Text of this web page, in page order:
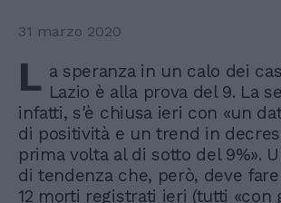
31 marzo 2020
L a speranza in un calo dei
Lazio è alla prova del 9. La
infatti, s'è chiusa ieri con «un
di positività e un trend in
prima volta al di sotto del 9%».
di tendenza che, però, deve
12 morti registrati ieri (tutti «con